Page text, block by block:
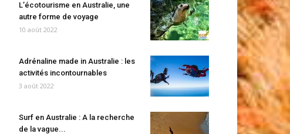
L’écotourisme en Australie, une
autre forme de voyage
10 août 2022
Adrénaline made in Australie : les
activités incontournables
3 août 2022
Surf en Australie : A la recherche
de la vague...